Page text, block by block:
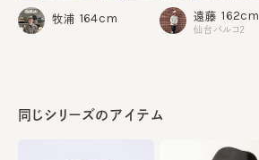
同じシリーズのアイテム
牧浦 164cm 遠藤 162cm
仙台パルコ2